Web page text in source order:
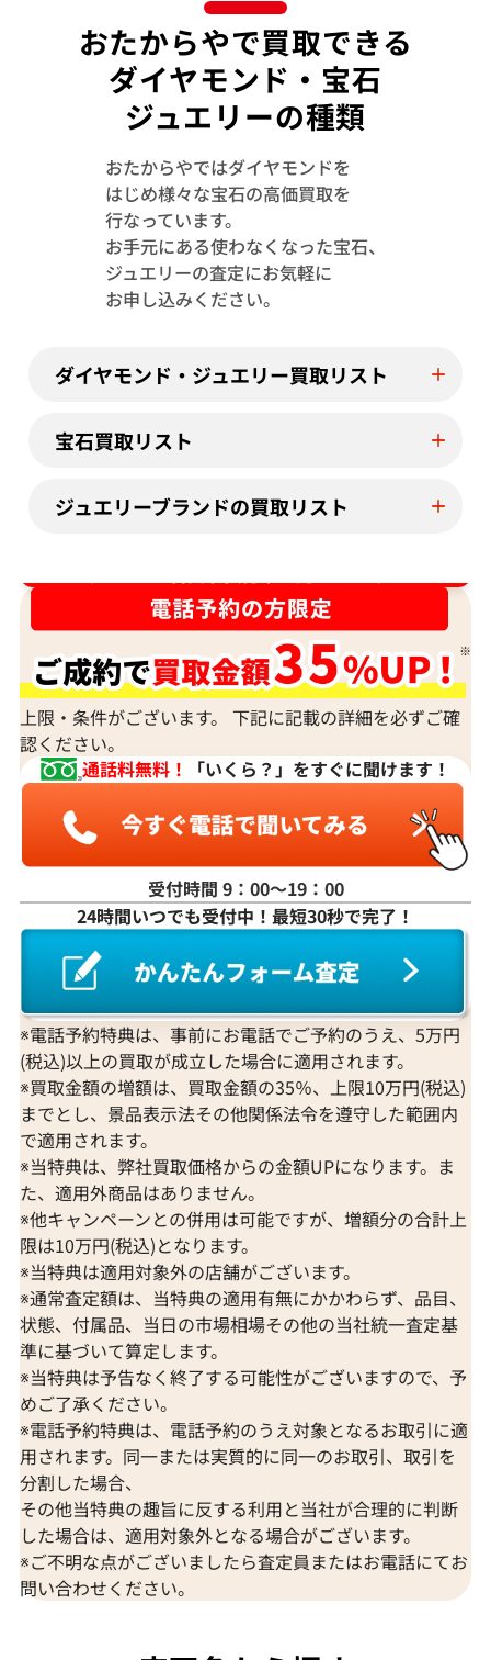
Pt･Pm900 サファイア・ダイヤモンド ブ
ローチ S1.13・S0.78・D1.02 ct
参考買取価格
2022年6月24日時点
Pt900/K18 サフ
2025年8月10日
おたからやで買取できる
ダイヤモンド・宝石
ジュエリーの種類
おたからやではダイヤモンドを
はじめ様々な宝石の高価買取を
行なっています。
お手元にある使わなくなった宝石、
ジュエリーの査定にお気軽に
お申し込みください。
ダイヤモンド・ジュエリー買取リスト
宝石買取リスト
ジュエリーブランドの買取リスト
上限・条件がございます。 下記に記載の詳細を必ずご確
認ください。
通話料無料！
「いくら？」をすぐに聞けます！
受付時間 9：00〜19：00
24時間いつでも受付中！最短30秒で完了！
※電話予約特典は、事前にお電話でご予約のうえ、5万円
(税込)以上の買取が成立した場合に適用されます。
※買取金額の増額は、買取金額の35％、上限10万円(税込)
までとし、景品表示法その他関係法令を遵守した範囲内
で適用されます。
※当特典は、弊社買取価格からの金額UPになります。ま
た、適用外商品はありません。
※他キャンペーンとの併用は可能ですが、増額分の合計上
限は10万円(税込)となります。
※当特典は適用対象外の店舗がございます。
※通常査定額は、当特典の適用有無にかかわらず、品目、
状態、付属品、当日の市場相場その他の当社統一査定基
準に基づいて算定します。
※当特典は予告なく終了する可能性がございますので、予
めご了承ください。
※電話予約特典は、電話予約のうえ対象となるお取引に適
用されます。同一または実質的に同一のお取引、取引を
分割した場合、
その他当特典の趣旨に反する利用と当社が合理的に判断
した場合は、適用対象外となる場合がございます。
※ご不明な点がございましたら査定員またはお電話にてお
問い合わせください。